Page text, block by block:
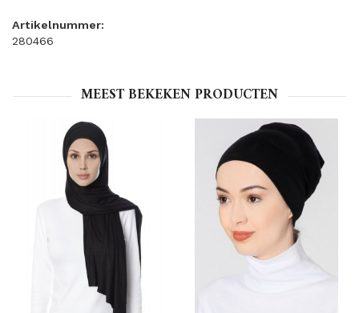
Artikelnummer:
280466
MEEST BEKEKEN PRODUCTEN